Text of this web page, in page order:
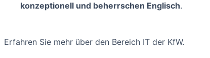
konzeptionell und beherrschen Englisch.
Erfahren Sie mehr über den Bereich IT der KfW.